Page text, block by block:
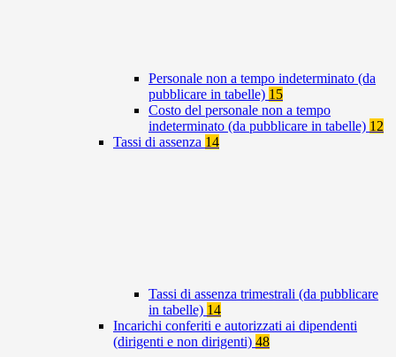
Personale non a tempo indeterminato (da
pubblicare in tabelle) 15
Costo del personale non a tempo
indeterminato (da pubblicare in tabelle) 12
Tassi di assenza 14
Tassi di assenza trimestrali (da pubblicare
in tabelle) 14
Incarichi conferiti e autorizzati ai dipendenti
(dirigenti e non dirigenti) 48